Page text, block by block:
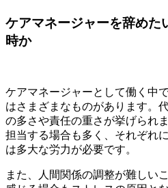
ケアマネージャーを辞めた
時か
ケアマネージャーとして働く中
はさまざまなものがあります。
の多さや責任の重さが挙げられ
担当する場合も多く、それぞれ
は多大な労力が必要です。
また、人間関係の調整が難しい